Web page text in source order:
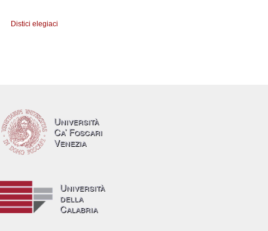
Distici elegiaci
Università
Ca’ Foscari
Venezia
Università
della
Calabria